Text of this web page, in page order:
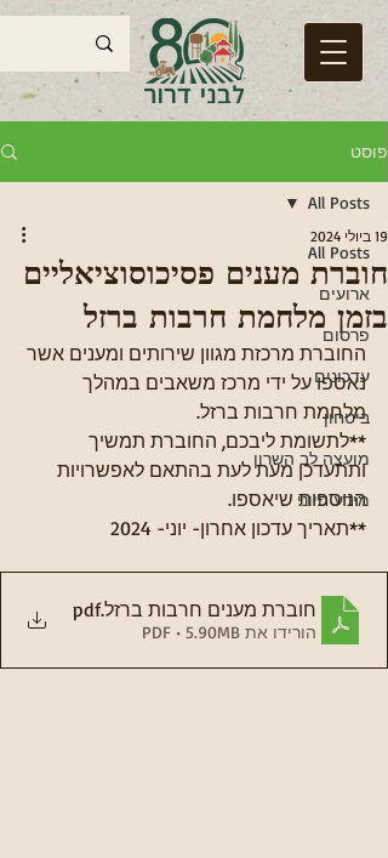
פוסט
All Posts
ארועים
פרסום
עדכונים
ביטחון
מועצה לב השרון
מידע חיוני
All Posts
חוברת מענים פסיכוסוציאליים
בזמן מלחמת חרבות ברזל
19 ביולי 2024
החוברת מרכזת מגוון שירותים ומענים אשר
נאספו על ידי מרכז משאבים במהלך
מלחמת חרבות ברזל.
**לתשומת ליבכם, החוברת תמשיך
ותתעדכן מעת לעת בהתאם לאפשרויות
הנוספות שיאספו.
**תאריך עדכון אחרון- יוני- 2024
חוברת מענים חרבות ברזל.pdf
הורידו את PDF • 5.90MB